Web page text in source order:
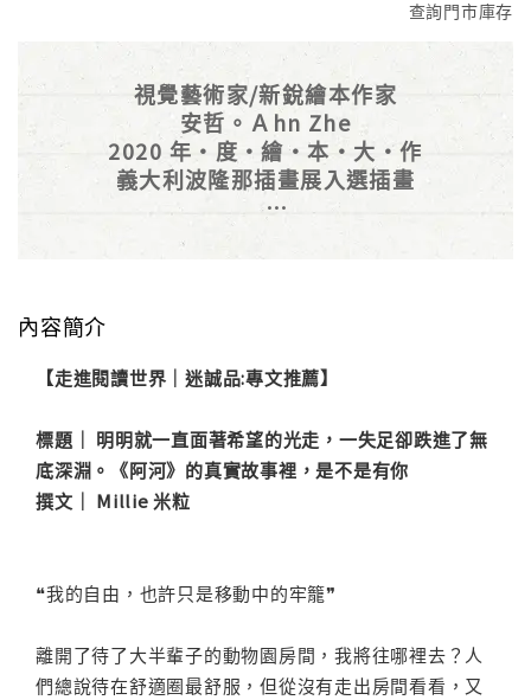
查詢門市庫存
視覺藝術家/新銳繪本作家
安哲。Ａhn Zhe
2020 年・度・繪・本・大・作
義大利波隆那插畫展入選插畫
還記得河馬阿河嗎？
醞釀三年，
內容簡介
【走進閱讀世界｜迷誠品:專文推薦】
標題｜ 明明就一直面著希望的光走，一失足卻跌進了無
底深淵。《阿河》的真實故事裡，是不是有你
撰文｜ Millie 米粒
❝我的自由，也許只是移動中的牢籠❞
離開了待了大半輩子的動物園房間，我將往哪裡去？人
們總說待在舒適圈最舒服，但從沒有走出房間看看，又